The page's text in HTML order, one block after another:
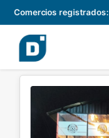
Comercios registrados: